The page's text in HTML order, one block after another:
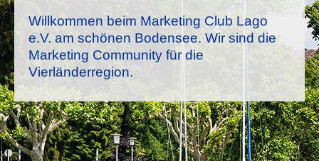
Willkommen beim Marketing Club Lago
e.V. am schönen Bodensee. Wir sind die
Marketing Community für die
Vierländerregion.